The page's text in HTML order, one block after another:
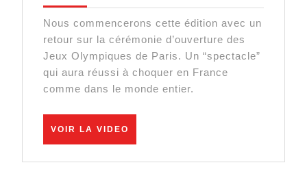
un
climat
très
l’infernale
cérémonie
d’ouverture
des
JO
de
Nous commencerons cette édition avec un
retour sur la cérémonie d’ouverture des
Jeux Olympiques de Paris. Un “spectacle”
qui aura réussi à choquer en France
comme dans le monde entier.
VOIR LA VIDEO